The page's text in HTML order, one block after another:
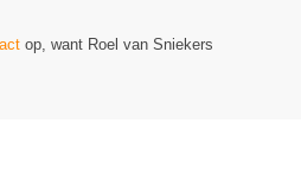
op, want Roel van Sniekers